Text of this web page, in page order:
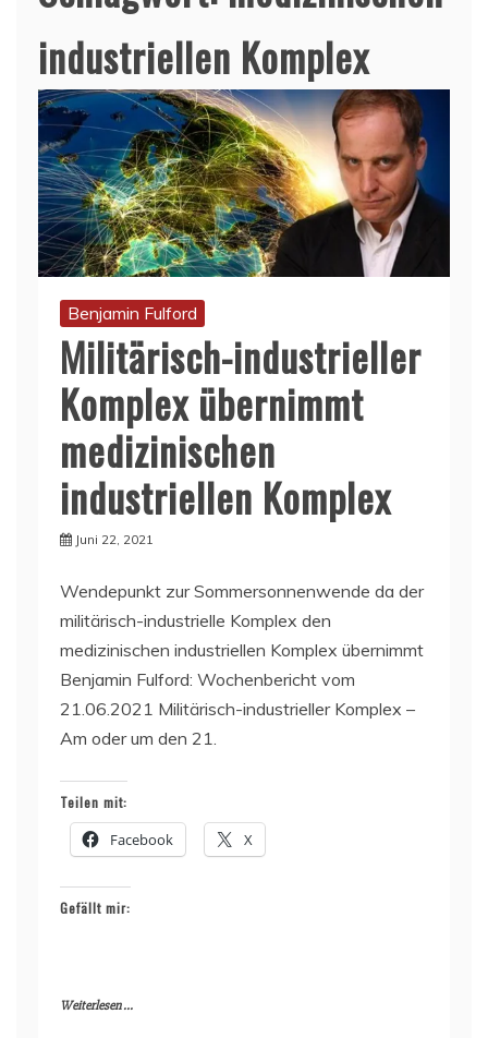
industriellen Komplex
Benjamin Fulford
Militärisch-industrieller
Komplex übernimmt
medizinischen
industriellen Komplex
Juni 22, 2021
Wendepunkt zur Sommersonnenwende da der
militärisch-industrielle Komplex den
medizinischen industriellen Komplex übernimmt
Benjamin Fulford: Wochenbericht vom
21.06.2021 Militärisch-industrieller Komplex –
Am oder um den 21.
Teilen mit:
Facebook X
Gefällt mir:
Weiterlesen ...